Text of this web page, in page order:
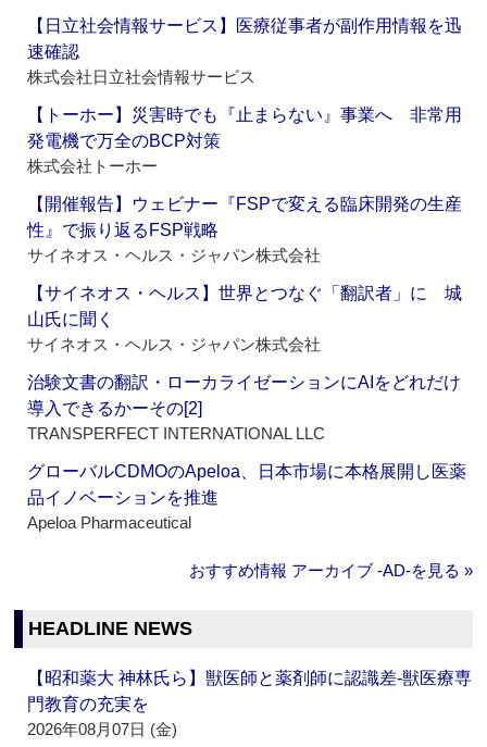
【日立社会情報サービス】医療従事者が副作用情報を迅
速確認
株式会社日立社会情報サービス
【トーホー】災害時でも『止まらない』事業へ 非常用
発電機で万全のBCP対策
株式会社トーホー
【開催報告】ウェビナー『FSPで変える臨床開発の生産
性』で振り返るFSP戦略
サイネオス・ヘルス・ジャパン株式会社
【サイネオス・ヘルス】世界とつなぐ「翻訳者」に 城
山氏に聞く
サイネオス・ヘルス・ジャパン株式会社
治験文書の翻訳・ローカライゼーションにAIをどれだけ
導入できるかーその[2]
TRANSPERFECT INTERNATIONAL LLC
グローバルCDMOのApeloa、日本市場に本格展開し医薬
品イノベーションを推進
Apeloa Pharmaceutical
おすすめ情報 アーカイブ ‐AD‐を見る »
HEADLINE NEWS
【昭和薬大 神林氏ら】獣医師と薬剤師に認識差‐獣医療専
門教育の充実を
2026年08月07日 (金)